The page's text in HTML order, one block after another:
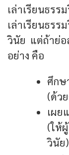
เล่าเรียนธร
เล่าเรียนธร
วินัย แต่ถ้าย่อ
อย่าง คือ
ศึกษ
(ด้ว
เผย
(ให้
วินัย)